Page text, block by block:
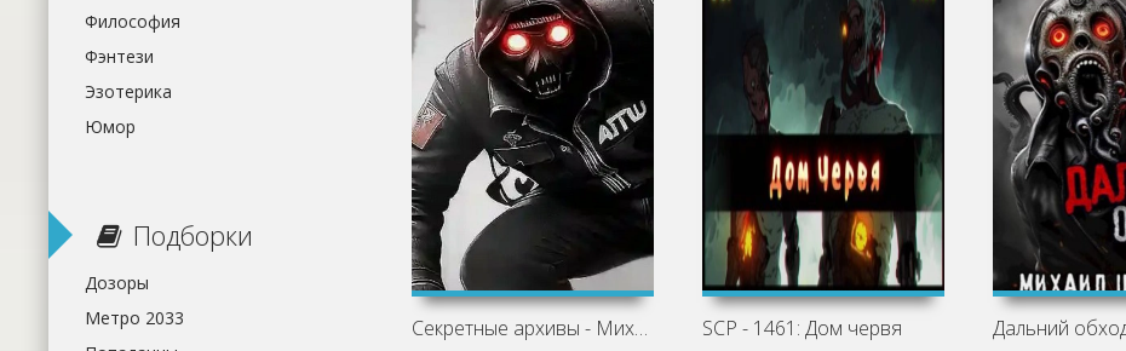
Секретные архивы - Михаил Шетько SCP - 1461: Дом червя
Философия
Фэнтези
Эзотерика
Юмор
Подборки
Дозоры
Метро 2033